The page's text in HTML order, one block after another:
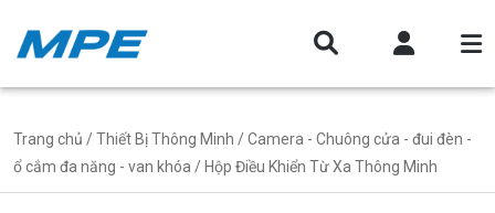
Trang chủ /Thiết Bị Thông Minh /Camera - Chuông cửa - đui đèn -
ổ cắm đa năng - van khóa / Hộp Điều Khiển Từ Xa Thông Minh